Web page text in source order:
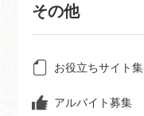
その他
お役立ちサイト集
アルバイト募集